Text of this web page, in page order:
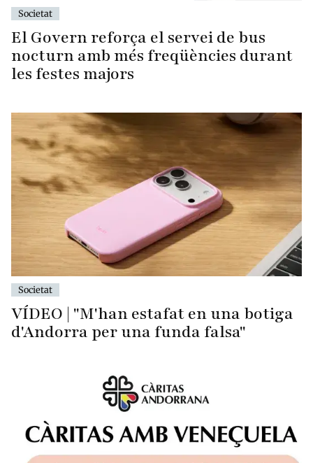
Societat
El Govern reforça el servei de bus
nocturn amb més freqüències durant
les festes majors
Societat
VÍDEO | "M'han estafat en una botiga
d'Andorra per una funda falsa"